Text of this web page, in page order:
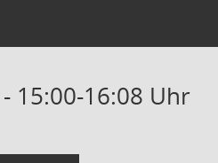
15:00-16:08 Uhr